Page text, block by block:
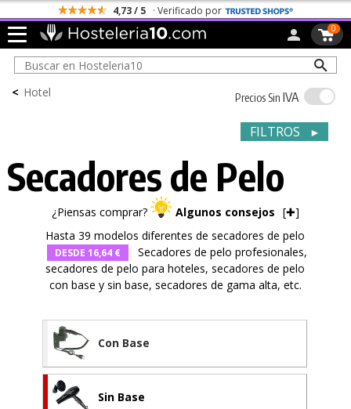
Todos los Portes son Gratis
0
< Hotel Precios Sin IVA
FILTROS ►
Secadores de Pelo
¿Piensas comprar? Algunos consejos [✚]
Hasta 39 modelos diferentes de secadores de pelo
DESDE 16,64 €
Secadores de pelo profesionales,
secadores de pelo para hoteles, secadores de pelo
con base y sin base, secadores de gama alta, etc.
Con Base
Sin Base